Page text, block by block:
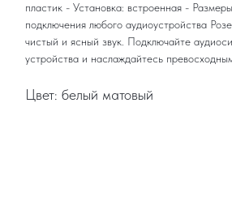
пластик - Установка: встроенная -
подключения любого аудиоустройства
чистый и ясный звук. Подключайте
устройства и наслаждайтесь
Цвет: белый матовый